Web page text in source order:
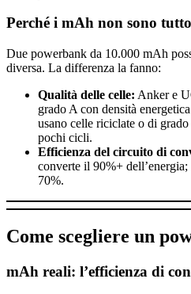
Perché i mAh non sono
Due powerbank da 10.000 mAh
diversa. La differenza la fanno:
Qualità delle celle: Anker e
grado A con densità
usano celle riciclate o di
pochi cicli.
Efficienza del circuito di
converte il 90%+
70%.
Come scegliere un
mAh reali: l’efficienza di